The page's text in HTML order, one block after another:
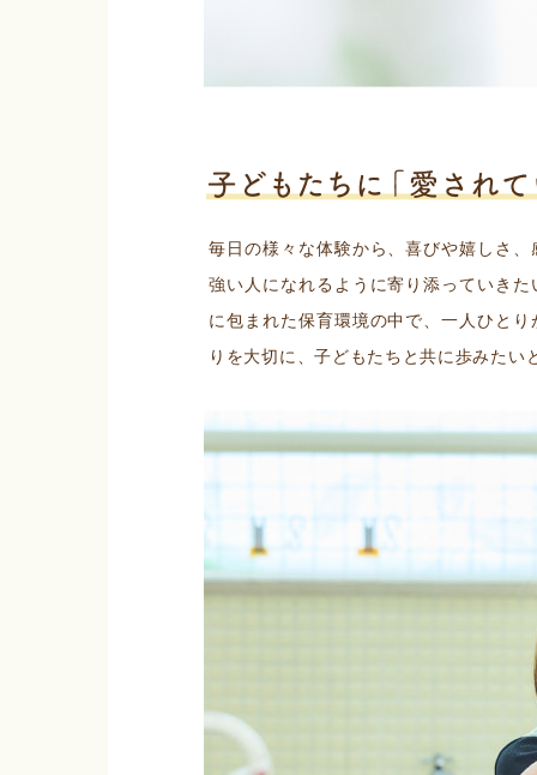
毎日の様々な体験から、喜びや嬉しさ
強い人になれるように寄り添っていき
に包まれた保育環境の中で、一人ひと
りを大切に、子どもたちと共に歩みたい